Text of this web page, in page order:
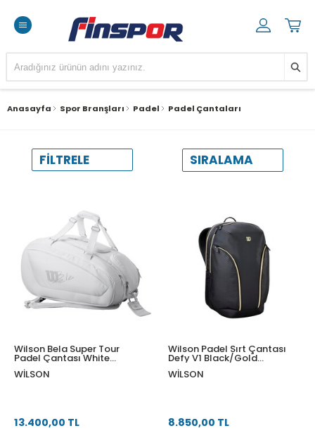
Anasayfa Spor Branşları Padel Padel Çantaları
FILTRELE SIRALAMA
Wilson Bela Super Tour
Padel Çantası White
WR8907202001
WILSON
13.400,00 TL
Wilson Padel Sırt Çantası
Defy V1 Black/Gold
WR8914101001
WILSON
8.850,00 TL